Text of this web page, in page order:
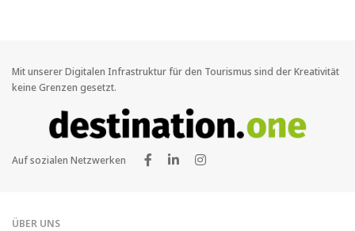
Mit unserer Digitalen Infrastruktur für den Tourismus sind der Kreativität
keine Grenzen gesetzt.
Auf sozialen Netzwerken
ÜBER UNS